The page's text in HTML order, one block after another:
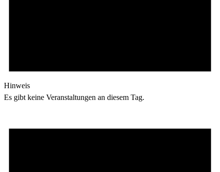
Hinweis
Es gibt keine Veranstaltungen an diesem Tag.